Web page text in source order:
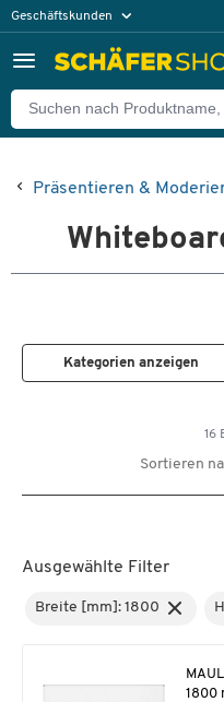
Geschäftskunden
Präsentieren &
Kategorien anzeigen
16
Sortieren
Ausgewählte Filter
Breite [mm]: 1800
1800